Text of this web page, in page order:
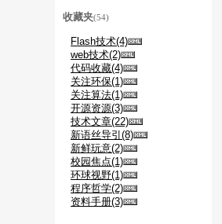
收藏夹(54)
Flash技术(4)
web技术(2)
代码收藏(4)
关注环保(1)
关注算法(1)
开源资源(3)
技术文章(22)
新语丝导引(8)
新鲜玩意(2)
校园焦点(1)
环球视野(1)
程序哲学(2)
资料手册(3)